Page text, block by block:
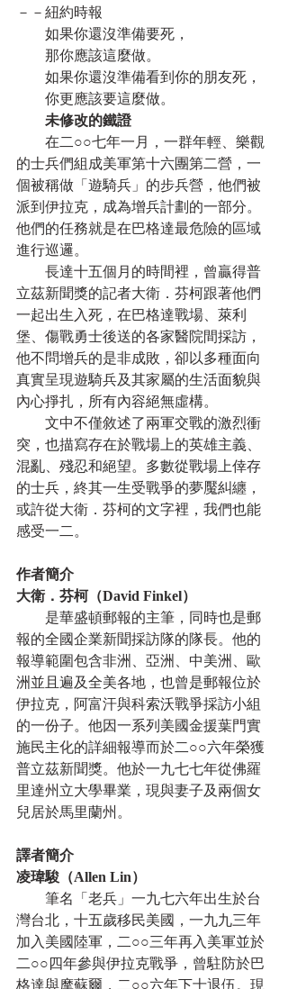
－－紐約時報
如果你還沒準備要死，
那你應該這麼做。
如果你還沒準備看到你的朋友死，
你更應該要這麼做。
未修改的鐵證
在二○○七年一月，一群年輕、樂觀
的士兵們組成美軍第十六團第二營，一
個被稱做「遊騎兵」的步兵營，他們被
派到伊拉克，成為增兵計劃的一部分。
他們的任務就是在巴格達最危險的區域
進行巡邏。
長達十五個月的時間裡，曾贏得普
立茲新聞獎的記者大衛．芬柯跟著他們
一起出生入死，在巴格達戰場、萊利
堡、傷戰勇士後送的各家醫院間採訪，
他不問增兵的是非成敗，卻以多種面向
真實呈現遊騎兵及其家屬的生活面貌與
內心掙扎，所有內容絕無虛構。
文中不僅敘述了兩軍交戰的激烈衝
突，也描寫存在於戰場上的英雄主義、
混亂、殘忍和絕望。多數從戰場上倖存
的士兵，終其一生受戰爭的夢魘糾纏，
或許從大衛．芬柯的文字裡，我們也能
感受一二。
作者簡介
大衛．芬柯（David Finkel）
是華盛頓郵報的主筆，同時也是郵
報的全國企業新聞採訪隊的隊長。他的
報導範圍包含非洲、亞洲、中美洲、歐
洲並且遍及全美各地，也曾是郵報位於
伊拉克，阿富汗與科索沃戰爭採訪小組
的一份子。他因一系列美國金援葉門實
施民主化的詳細報導而於二○○六年榮獲
普立茲新聞獎。他於一九七七年從佛羅
里達州立大學畢業，現與妻子及兩個女
兒居於馬里蘭州。
譯者簡介
凌瑋駿（Allen Lin）
筆名「老兵」一九七六年出生於台
灣台北，十五歲移民美國，一九九三年
加入美國陸軍，二○○三年再入美軍並於
二○○四年參與伊拉克戰爭，曾駐防於巴
格達與摩蘇爾，二○○六年下士退伍。現